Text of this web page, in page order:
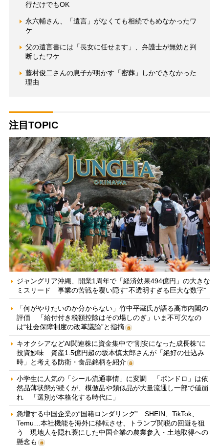
行だけでもOK
永六輔さん、「遺言」がなくても相続でもめなかったワ
ケ
父の遺言書には「長女に任せます」、弁護士が無効と判
断したワケ
藤村俊二さんの息子が明かす「密葬」しかできなかった
理由
注目TOPIC
ジャングリア沖縄、開業1周年で「経済効果494億円」の大きな
ミスリード 事業の苦戦を覆い隠す“不透明すぎる巨大な数字”
「何がやりたいのか分からない」竹中平蔵氏が語る高市内閣の
評価 「給付付き税額控除はその場しのぎ」いま不可欠なの
は“社会保障制度の改革議論”と指摘
キオクシアなどAI関連株に資金集中で“割安になった成長株”に
投資妙味 資産1.5億円超の坂本慎太郎さんが「絶好の仕込み
時」と考える防衛・食品銘柄を紹介
小学生に人気の「シール流通事情」に変調 「ボンドロ」は依
然品薄状態が続くが、模倣品や類似品が大量流通し一部で値崩
れ 「選別が本格化する時代に」
急増する中国企業の“国籍ロンダリング” SHEIN、TikTok、
Temu…本社機能を海外に移転させ、トランプ関税の回避を狙
う 現地人を隠れ蓑にした中国企業の農業参入・土地取得への
懸念も